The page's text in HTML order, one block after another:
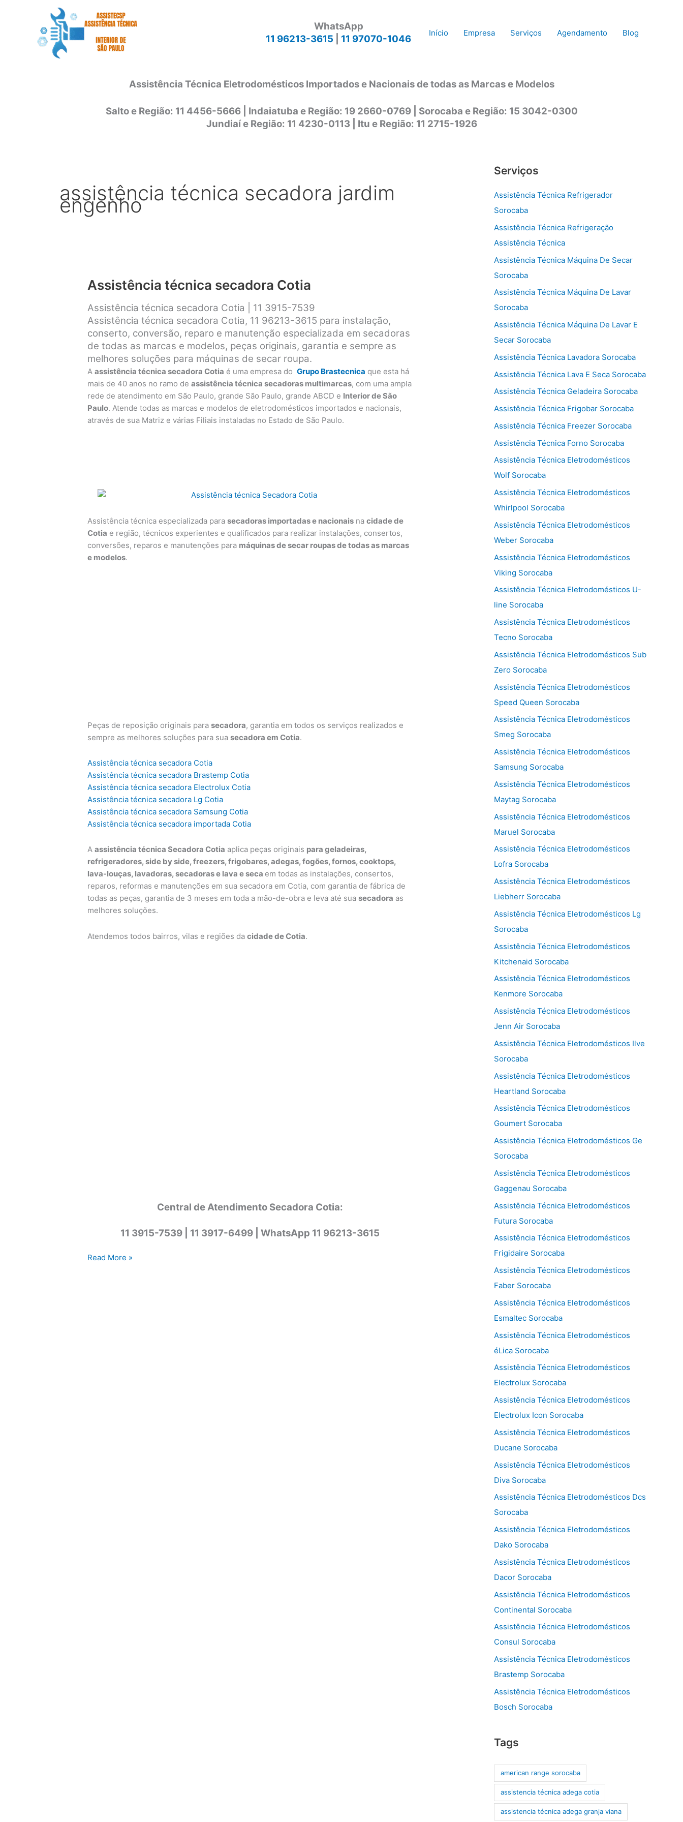
WhatsApp
11 96213-3615
11 97070-1046
Início Empresa Serviços Agendamento Blog
Assistência Técnica Eletrodomésticos Importados e Nacionais de todas as Marcas e Modelos
Salto e Região: 11 4456-5666 | Indaiatuba e Região: 19 2660-0769 | Sorocaba e Região: 15 3042-0300
Jundiaí e Região: 11 4230-0113 | Itu e Região: 11 2715-1926
assistência técnica secadora jardim
engenho
Assistência técnica secadora Cotia
Assistência técnica secadora Cotia | 11 3915-7539
Assistência técnica secadora Cotia, 11 96213-3615 para instalação,
conserto, conversão, reparo e manutenção especializada em secadoras
de todas as marcas e modelos, peças originais, garantia e sempre as
melhores soluções para máquinas de secar roupa.
Aassistência técnica secadora Cotia é uma empresa doGrupo Brastecnica que esta há
mais de 40 anos no ramo deassistência técnica secadoras multimarcas, com uma ampla
rede de atendimento em São Paulo, grande São Paulo, grande ABCD e Interior de São
Paulo. Atende todas as marcas e modelos de eletrodomésticos importados e nacionais,
através de sua Matriz e várias Filiais instaladas no Estado de São Paulo.
Assistência técnica especializada parasecadoras importadas e nacionais nacidade de
Cotia e região, técnicos experientes e qualificados para realizar instalações, consertos,
conversões, reparos e manutenções para máquinas de secar roupas de todas as marcas
e modelos.
Peças de reposição originais parasecadora, garantia em todos os serviços realizados e
sempre as melhores soluções para suasecadora em Cotia.
Assistência técnica secadora Cotia
Assistência técnica secadora Brastemp Cotia
Assistência técnica secadora Electrolux Cotia
Assistência técnica secadora Lg Cotia
Assistência técnica secadora Samsung Cotia
Assistência técnica secadora importada Cotia
Aassistência técnica Secadora Cotia aplica peças originais para geladeiras,
refrigeradores, side by side, freezers, frigobares, adegas, fogões, fornos, cooktops,
lava-louças, lavadoras, secadoras e lava e seca em todas as instalações, consertos,
reparos, reformas e manutenções em sua secadora em Cotia, com garantia de fábrica de
todas as peças, garantia de 3 meses em toda a mão-de-obra e leva até suasecadora as
melhores soluções.
Atendemos todos bairros, vilas e regiões dacidade de Cotia.
Central de Atendimento Secadora Cotia:
11 3915-7539 | 11 3917-6499 | WhatsApp 11 96213-3615
Assistência
Read More »
Serviços
Assistência Técnica Refrigerador
Sorocaba
Assistência Técnica Refrigeração
Assistência Técnica
Assistência Técnica Máquina De Secar
Sorocaba
Assistência Técnica Máquina De Lavar
Sorocaba
Assistência Técnica Máquina De Lavar E
Secar Sorocaba
Assistência Técnica Lavadora Sorocaba
Assistência Técnica Lava E Seca Sorocaba
Assistência Técnica Geladeira Sorocaba
Assistência Técnica Frigobar Sorocaba
Assistência Técnica Freezer Sorocaba
Assistência Técnica Forno Sorocaba
Assistência Técnica Eletrodomésticos
Wolf Sorocaba
Assistência Técnica Eletrodomésticos
Whirlpool Sorocaba
Assistência Técnica Eletrodomésticos
Weber Sorocaba
Assistência Técnica Eletrodomésticos
Viking Sorocaba
Assistência Técnica Eletrodomésticos U-
line Sorocaba
Assistência Técnica Eletrodomésticos
Tecno Sorocaba
Assistência Técnica Eletrodomésticos Sub
Zero Sorocaba
Assistência Técnica Eletrodomésticos
Speed Queen Sorocaba
Assistência Técnica Eletrodomésticos
Smeg Sorocaba
Assistência Técnica Eletrodomésticos
Samsung Sorocaba
Assistência Técnica Eletrodomésticos
Maytag Sorocaba
Assistência Técnica Eletrodomésticos
Maruel Sorocaba
Assistência Técnica Eletrodomésticos
Lofra Sorocaba
Assistência Técnica Eletrodomésticos
Liebherr Sorocaba
Assistência Técnica Eletrodomésticos Lg
Sorocaba
Assistência Técnica Eletrodomésticos
Kitchenaid Sorocaba
Assistência Técnica Eletrodomésticos
Kenmore Sorocaba
Assistência Técnica Eletrodomésticos
Jenn Air Sorocaba
Assistência Técnica Eletrodomésticos Ilve
Sorocaba
Assistência Técnica Eletrodomésticos
Heartland Sorocaba
Assistência Técnica Eletrodomésticos
Goumert Sorocaba
Assistência Técnica Eletrodomésticos Ge
Sorocaba
Assistência Técnica Eletrodomésticos
Gaggenau Sorocaba
Assistência Técnica Eletrodomésticos
Futura Sorocaba
Assistência Técnica Eletrodomésticos
Frigidaire Sorocaba
Assistência Técnica Eletrodomésticos
Faber Sorocaba
Assistência Técnica Eletrodomésticos
Esmaltec Sorocaba
Assistência Técnica Eletrodomésticos
éLica Sorocaba
Assistência Técnica Eletrodomésticos
Electrolux Sorocaba
Assistência Técnica Eletrodomésticos
Electrolux Icon Sorocaba
Assistência Técnica Eletrodomésticos
Ducane Sorocaba
Assistência Técnica Eletrodomésticos
Diva Sorocaba
Assistência Técnica Eletrodomésticos Dcs
Sorocaba
Assistência Técnica Eletrodomésticos
Dako Sorocaba
Assistência Técnica Eletrodomésticos
Dacor Sorocaba
Assistência Técnica Eletrodomésticos
Continental Sorocaba
Assistência Técnica Eletrodomésticos
Consul Sorocaba
Assistência Técnica Eletrodomésticos
Brastemp Sorocaba
Assistência Técnica Eletrodomésticos
Bosch Sorocaba
Tags
american range sorocaba
assistencia técnica adega cotia
assistencia técnica adega granja viana